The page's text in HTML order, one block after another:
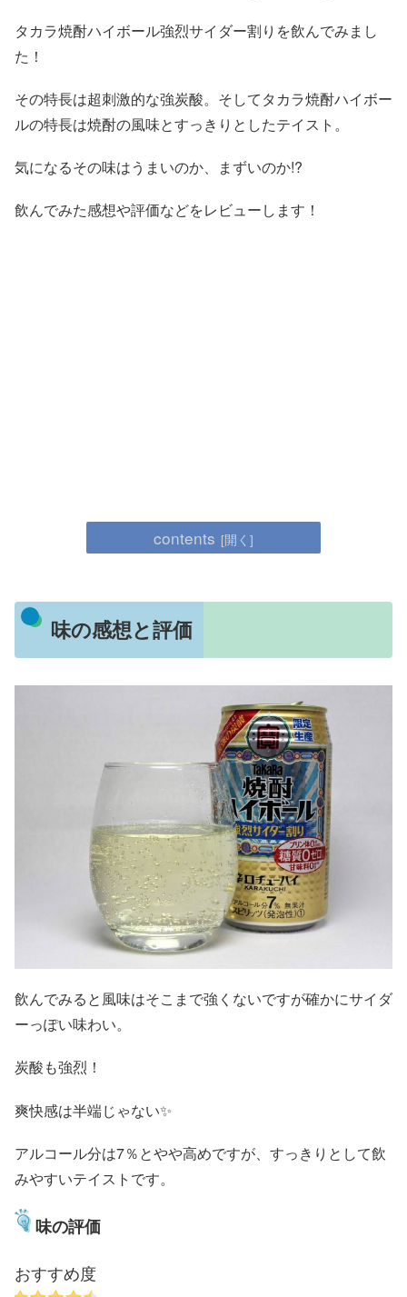
タカラ焼酎ハイボール強烈サイダー割りを飲んでみまし
た！
その特長は超刺激的な強炭酸。そしてタカラ焼酎ハイボー
ルの特長は焼酎の風味とすっきりとしたテイスト。
気になるその味はうまいのか、まずいのか!?
飲んでみた感想や評価などをレビューします！
contents
味の感想と評価
飲んでみると風味はそこまで強くないですが確かにサイダ
ーっぽい味わい。
炭酸も強烈！
爽快感は半端じゃない✨
アルコール分は7％とやや高めですが、すっきりとして飲
みやすいテイストです。
味の評価
おすすめ度